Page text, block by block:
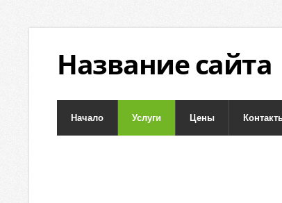
Название сайта
Начало Услуги Цены